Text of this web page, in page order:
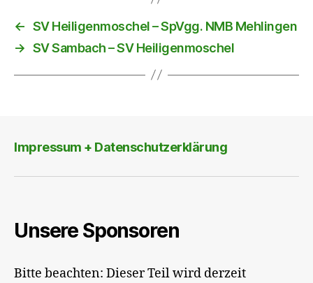
← SV Heiligenmoschel – SpVgg. NMB Mehlingen
→ SV Sambach – SV Heiligenmoschel
Impressum + Datenschutzerklärung
Unsere Sponsoren
Bitte beachten: Dieser Teil wird derzeit